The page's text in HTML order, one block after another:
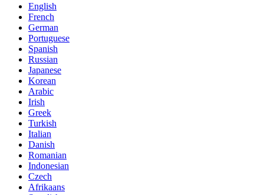
English
French
German
Portuguese
Spanish
Russian
Japanese
Korean
Arabic
Irish
Greek
Turkish
Italian
Danish
Romanian
Indonesian
Czech
Afrikaans